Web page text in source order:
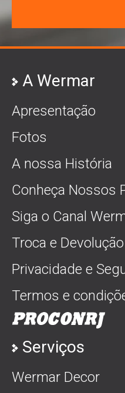
A Wermar
Apresentação
Fotos
A nossa História
Conheça Nossos
Siga o Canal
Troca e Devolução
Privacidade e
Termos e
Serviços
Wermar Decor